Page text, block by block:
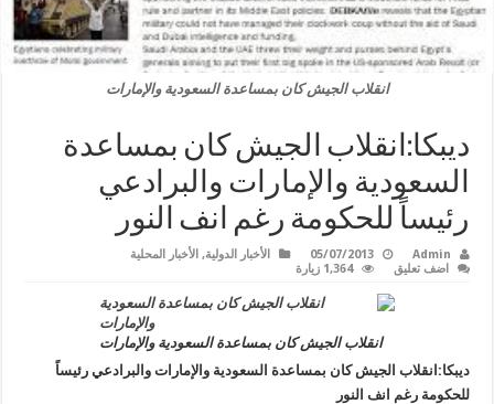
انقلاب الجيش كان بمساعدة السعودية والإمارات
ديبكا:انقلاب الجيش كان بمساعدة
السعودية والإمارات والبرادعي
رئيساً للحكومة رغم انف النور
Admin
05/07/2013 الأخبار الدولية, الأخبار المحلية
اضف تعليق
1,364 زيارة
انقلاب الجيش كان بمساعدة السعودية والإمارات
ديبكا:انقلاب الجيش كان بمساعدة السعودية والإمارات والبرادعي رئيساً
للحكومة رغم انف النور